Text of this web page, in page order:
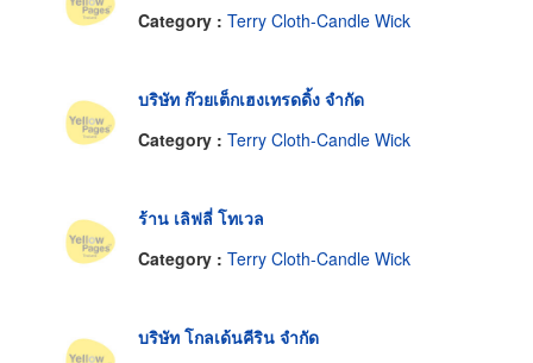
Category : Terry Cloth-Candle Wick
บริษัท ก๊วยเต็กเฮงเทรดดิ้ง จำกัด
Category : Terry Cloth-Candle Wick
ร้าน เลิฟลี่ โทเวล
Category : Terry Cloth-Candle Wick
บริษัท โกลเด้นคีริน จำกัด